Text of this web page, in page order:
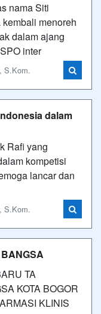
nama Siti
menoreh
dalam ajang
inter
S.Kom.
dalam
Rafi yang
kompetisi
lancar dan
S.Kom.
TA
KOTA BOGOR
KLINIS